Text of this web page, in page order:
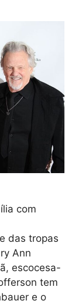
com
das tropas
Ann
escocesa-
tem
e o